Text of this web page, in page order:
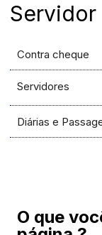
Servidor
Contra cheque
Servidores
Diárias e
O que